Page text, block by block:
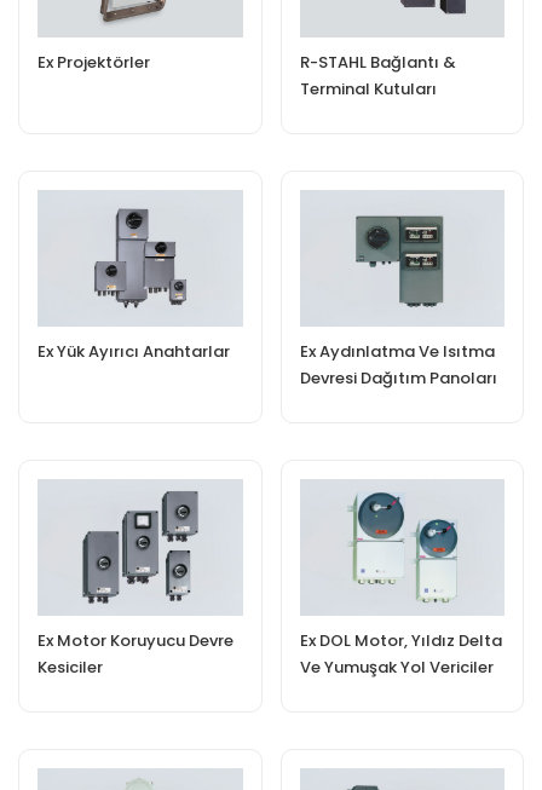
Ex Projektörler
R-STAHL Bağlantı &
Terminal Kutuları
Ex Yük Ayırıcı Anahtarlar
Ex Aydınlatma Ve Isıtma
Devresi Dağıtım Panoları
Ex Motor Koruyucu Devre
Kesiciler
Ex DOL Motor, Yıldız Delta
Ve Yumuşak Yol Vericiler